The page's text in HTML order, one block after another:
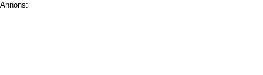
Annons: